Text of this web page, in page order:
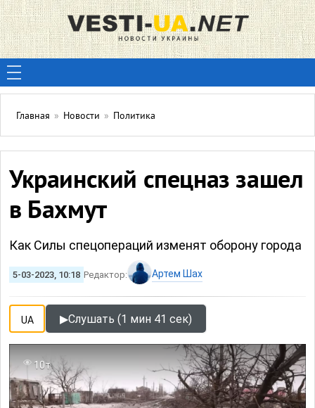
Главная » Новости » Политика
Украинский спецназ зашел
в Бахмут
Как Силы спецопераций изменят оборону города
5-03-2023, 10:18 Редактор: Артем Шах
UA ▶Слушать (1 мин 41 сек)
10т